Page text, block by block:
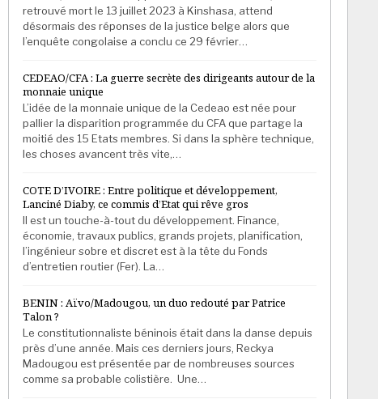
retrouvé mort le 13 juillet 2023 à Kinshasa, attend
désormais des réponses de la justice belge alors que
l’enquête congolaise a conclu ce 29 février…
CEDEAO/CFA : La guerre secrète des dirigeants autour de la
monnaie unique
L’idée de la monnaie unique de la Cedeao est née pour
pallier la disparition programmée du CFA que partage la
moitié des 15 Etats membres. Si dans la sphère technique,
les choses avancent très vite,…
COTE D’IVOIRE : Entre politique et développement,
Lanciné Diaby, ce commis d’Etat qui rêve gros
Il est un touche-à-tout du développement. Finance,
économie, travaux publics, grands projets, planification,
l’ingénieur sobre et discret est à la tête du Fonds
d’entretien routier (Fer). La…
BENIN : Aïvo/Madougou, un duo redouté par Patrice
Talon ?
Le constitutionnaliste béninois était dans la danse depuis
près d’une année. Mais ces derniers jours, Reckya
Madougou est présentée par de nombreuses sources
comme sa probable colistière. Une…